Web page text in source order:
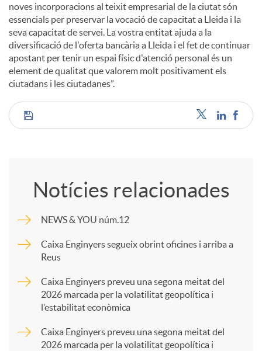
noves incorporacions al teixit empresarial de la ciutat són
essencials per preservar la vocació de capacitat a Lleida i la
seva capacitat de servei. La vostra entitat ajuda a la
diversificació de l'oferta bancària a Lleida i el fet de continuar
apostant per tenir un espai físic d'atenció personal és un
element de qualitat que valorem molt positivament els
ciutadans i les ciutadanes”.
C
p
a
Notícies relacionades
NEWS & YOU núm.12
Caixa Enginyers segueix obrint oficines i arriba a
Reus
Caixa Enginyers preveu una segona meitat del
2026 marcada per la volatilitat geopolítica i
l’estabilitat econòmica
Caixa Enginyers preveu una segona meitat del
2026 marcada per la volatilitat geopolítica i